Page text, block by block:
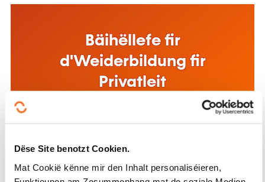
Bäihëllefe fir d'Formatioun
am Betrib
Méi doriwwer